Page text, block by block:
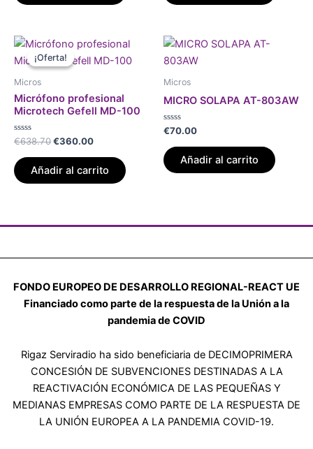
¡Oferta!
¡Oferta!
Micros
Micrófono profesional
Microtech Gefell MD-100
Valorado
de
5
€638.70
El
precio
original
€360.00
El
precio
actual
Añadir al carrito
Micros
MICRO SOLAPA AT-803AW
Valorado
de
5
€70.00
Añadir al carrito
FONDO EUROPEO DE DESARROLLO REGIONAL-REACT UE
Financiado como parte de la respuesta de la Unión a la
pandemia de COVID
Rigaz Serviradio ha sido beneficiaria de DECIMOPRIMERA
CONCESIÓN DE SUBVENCIONES DESTINADAS A LA
REACTIVACIÓN ECONÓMICA DE LAS PEQUEÑAS Y
MEDIANAS EMPRESAS COMO PARTE DE LA RESPUESTA DE
LA UNIÓN EUROPEA A LA PANDEMIA COVID-19.